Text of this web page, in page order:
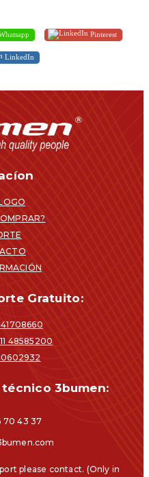
Pinterest
LinkedIn
Gratuito:
48585200
3bumen:
43 37
please contact. (Only in